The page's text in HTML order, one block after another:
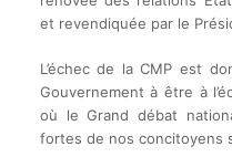
et revendiquée par le
L’échec de la CMP est
Gouvernement à être à
où le Grand débat
fortes de nos concitoyens